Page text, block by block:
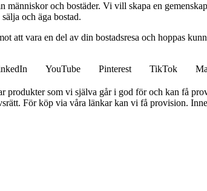
människor och bostäder. Vi vill skapa en
och äga bostad.
att vara en del av din bostadsresa och hoppas
YouTube Pinterest TikTok
produkter som vi själva går i god för och kan få
För köp via våra länkar kan vi få provision.